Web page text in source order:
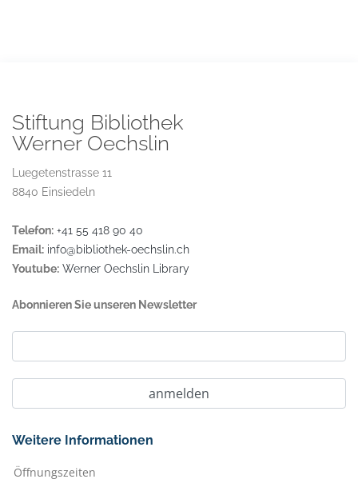
Stiftung Bibliothek
Werner Oechslin
Luegetenstrasse 11
8840 Einsiedeln
Telefon: +41 55 418 90 40
Email: info@bibliothek-oechslin.ch
Youtube: Werner Oechslin Library
Abonnieren Sie unseren Newsletter
Weitere Informationen
Öffnungszeiten